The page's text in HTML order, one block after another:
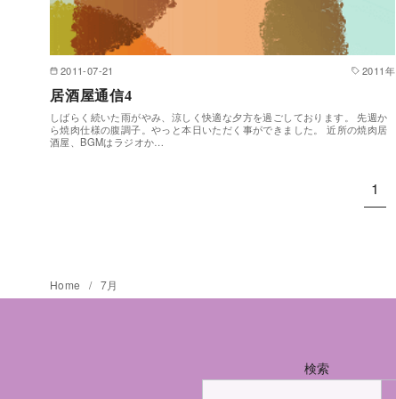
2011-07-21 2011年
居酒屋通信4
しばらく続いた雨がやみ、涼しく快適な夕方を過ごしております。 先週か
ら焼肉仕様の腹調子。やっと本日いただく事ができました。 近所の焼肉居
酒屋、BGMはラジオか…
1
Home 7月
検索